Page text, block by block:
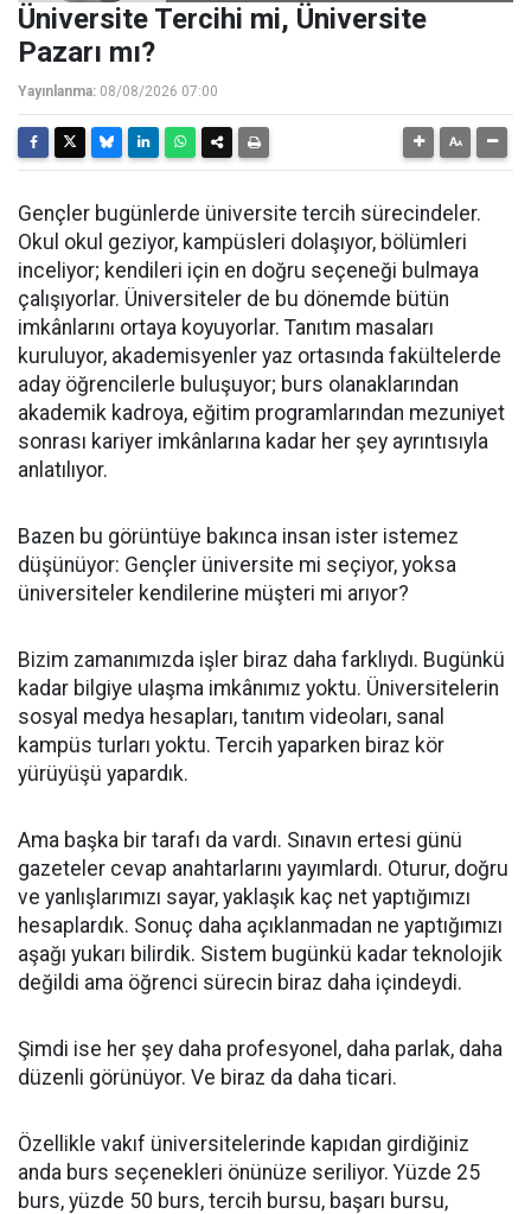
Üniversite Tercihi mi, Üniversite
Pazarı mı?
Yayınlanma: 08/08/2026 07:00
Gençler bugünlerde üniversite tercih sürecindeler.
Okul okul geziyor, kampüsleri dolaşıyor, bölümleri
inceliyor; kendileri için en doğru seçeneği bulmaya
çalışıyorlar. Üniversiteler de bu dönemde bütün
imkânlarını ortaya koyuyorlar. Tanıtım masaları
kuruluyor, akademisyenler yaz ortasında fakültelerde
aday öğrencilerle buluşuyor; burs olanaklarından
akademik kadroya, eğitim programlarından mezuniyet
sonrası kariyer imkânlarına kadar her şey ayrıntısıyla
anlatılıyor.
Bazen bu görüntüye bakınca insan ister istemez
düşünüyor: Gençler üniversite mi seçiyor, yoksa
üniversiteler kendilerine müşteri mi arıyor?
Bizim zamanımızda işler biraz daha farklıydı. Bugünkü
kadar bilgiye ulaşma imkânımız yoktu. Üniversitelerin
sosyal medya hesapları, tanıtım videoları, sanal
kampüs turları yoktu. Tercih yaparken biraz kör
yürüyüşü yapardık.
Ama başka bir tarafı da vardı. Sınavın ertesi günü
gazeteler cevap anahtarlarını yayımlardı. Oturur, doğru
ve yanlışlarımızı sayar, yaklaşık kaç net yaptığımızı
hesaplardık. Sonuç daha açıklanmadan ne yaptığımızı
aşağı yukarı bilirdik. Sistem bugünkü kadar teknolojik
değildi ama öğrenci sürecin biraz daha içindeydi.
Şimdi ise her şey daha profesyonel, daha parlak, daha
düzenli görünüyor. Ve biraz da daha ticari.
Özellikle vakıf üniversitelerinde kapıdan girdiğiniz
anda burs seçenekleri önünüze seriliyor. Yüzde 25
burs, yüzde 50 burs, tercih bursu, başarı bursu,